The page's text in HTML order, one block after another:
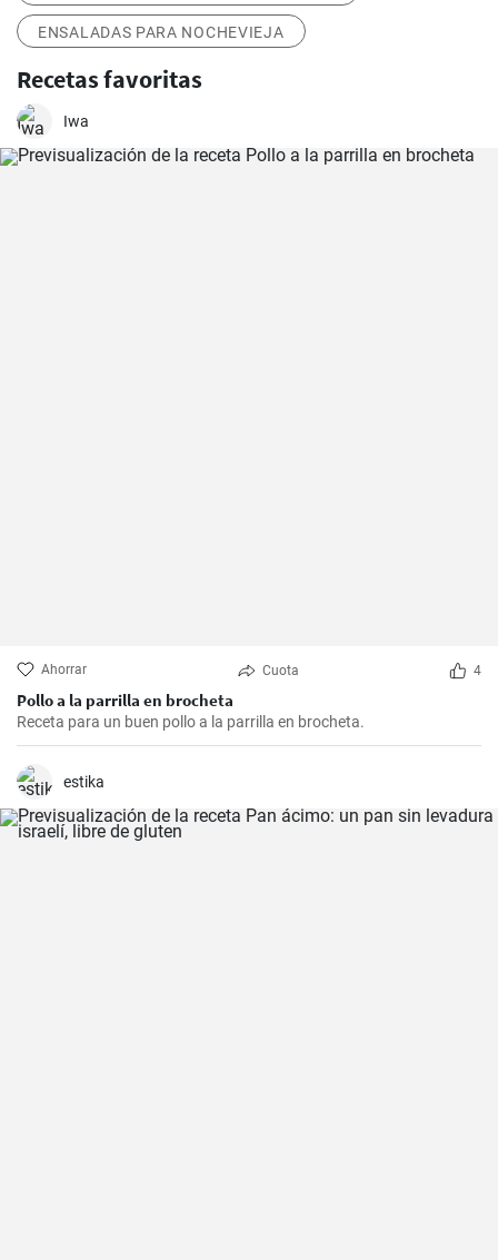
ENSALADAS PARA NOCHEVIEJA
Recetas favoritas
Iwa
Ahorrar Cuota 4
Pollo a la parrilla en brocheta
Receta para un buen pollo a la parrilla en brocheta.
estika